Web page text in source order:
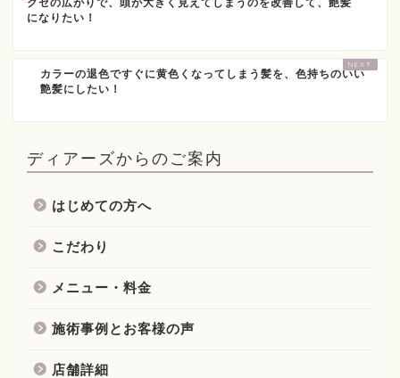
クセの広がりで、頭が大きく見えてしまうのを改善して、艶髪
になりたい！
カラーの退色ですぐに黄色くなってしまう髪を、色持ちのいい
艶髪にしたい！
ディアーズからのご案内
はじめての方へ
こだわり
メニュー・料金
施術事例とお客様の声
店舗詳細